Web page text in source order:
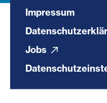
Impressum
Jobs